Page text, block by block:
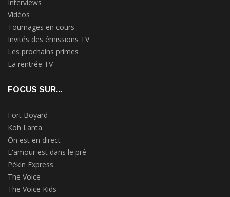
Interviews
Vidéos
Tournages en cours
Invités des émissions TV
Les prochains primes
La rentrée TV
FOCUS SUR...
Fort Boyard
Koh Lanta
On est en direct
L'amour est dans le pré
Pékin Express
The Voice
The Voice Kids